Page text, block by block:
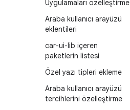
Uygulamaları özelleştirme
Araba kullanıcı arayüzü
eklentileri
car-ui-lib içeren
paketlerin listesi
Özel yazı tipleri ekleme
Araba kullanıcı arayüzü
tercihlerini özelleştirme